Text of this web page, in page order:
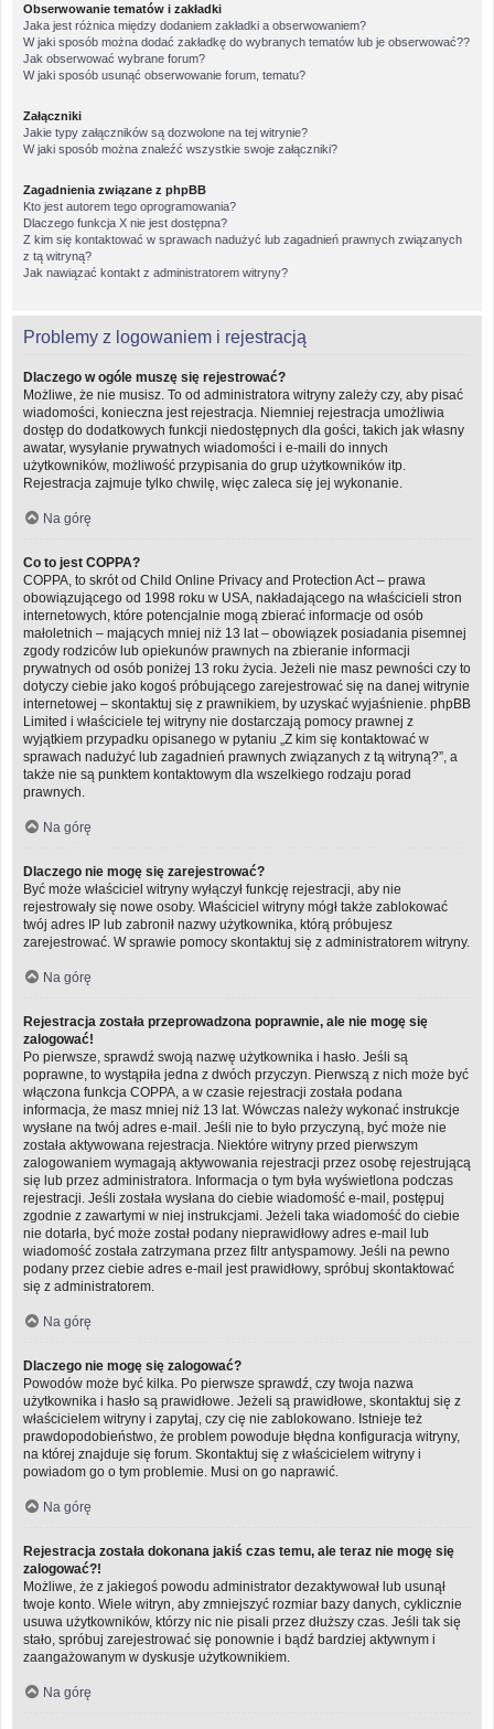
Obserwowanie tematów i zakładki
Jaka jest różnica między dodaniem zakładki a obserwowaniem?
W jaki sposób można dodać zakładkę do wybranych tematów lub je obserwować??
Jak obserwować wybrane forum?
W jaki sposób usunąć obserwowanie forum, tematu?
Załączniki
Jakie typy załączników są dozwolone na tej witrynie?
W jaki sposób można znaleźć wszystkie swoje załączniki?
Zagadnienia związane z phpBB
Kto jest autorem tego oprogramowania?
Dlaczego funkcja X nie jest dostępna?
Z kim się kontaktować w sprawach nadużyć lub zagadnień prawnych związanych
z tą witryną?
Jak nawiązać kontakt z administratorem witryny?
Problemy z logowaniem i rejestracją
Dlaczego w ogóle muszę się rejestrować?
Możliwe, że nie musisz. To od administratora witryny zależy czy, aby pisać
wiadomości, konieczna jest rejestracja. Niemniej rejestracja umożliwia
dostęp do dodatkowych funkcji niedostępnych dla gości, takich jak własny
awatar, wysyłanie prywatnych wiadomości i e-maili do innych
użytkowników, możliwość przypisania do grup użytkowników itp.
Rejestracja zajmuje tylko chwilę, więc zaleca się jej wykonanie.
Na górę
Co to jest COPPA?
COPPA, to skrót od Child Online Privacy and Protection Act – prawa
obowiązującego od 1998 roku w USA, nakładającego na właścicieli stron
internetowych, które potencjalnie mogą zbierać informacje od osób
małoletnich – mających mniej niż 13 lat – obowiązek posiadania pisemnej
zgody rodziców lub opiekunów prawnych na zbieranie informacji
prywatnych od osób poniżej 13 roku życia. Jeżeli nie masz pewności czy to
dotyczy ciebie jako kogoś próbującego zarejestrować się na danej witrynie
internetowej – skontaktuj się z prawnikiem, by uzyskać wyjaśnienie. phpBB
Limited i właściciele tej witryny nie dostarczają pomocy prawnej z
wyjątkiem przypadku opisanego w pytaniu „Z kim się kontaktować w
sprawach nadużyć lub zagadnień prawnych związanych z tą witryną?”, a
także nie są punktem kontaktowym dla wszelkiego rodzaju porad
prawnych.
Na górę
Dlaczego nie mogę się zarejestrować?
Być może właściciel witryny wyłączył funkcję rejestracji, aby nie
rejestrowały się nowe osoby. Właściciel witryny mógł także zablokować
twój adres IP lub zabronił nazwy użytkownika, którą próbujesz
zarejestrować. W sprawie pomocy skontaktuj się z administratorem witryny.
Na górę
Rejestracja została przeprowadzona poprawnie, ale nie mogę się
zalogować!
Po pierwsze, sprawdź swoją nazwę użytkownika i hasło. Jeśli są
poprawne, to wystąpiła jedna z dwóch przyczyn. Pierwszą z nich może być
włączona funkcja COPPA, a w czasie rejestracji została podana
informacja, że masz mniej niż 13 lat. Wówczas należy wykonać instrukcje
wysłane na twój adres e-mail. Jeśli nie to było przyczyną, być może nie
została aktywowana rejestracja. Niektóre witryny przed pierwszym
zalogowaniem wymagają aktywowania rejestracji przez osobę rejestrującą
się lub przez administratora. Informacja o tym była wyświetlona podczas
rejestracji. Jeśli została wysłana do ciebie wiadomość e-mail, postępuj
zgodnie z zawartymi w niej instrukcjami. Jeżeli taka wiadomość do ciebie
nie dotarła, być może został podany nieprawidłowy adres e-mail lub
wiadomość została zatrzymana przez filtr antyspamowy. Jeśli na pewno
podany przez ciebie adres e-mail jest prawidłowy, spróbuj skontaktować
się z administratorem.
Na górę
Dlaczego nie mogę się zalogować?
Powodów może być kilka. Po pierwsze sprawdź, czy twoja nazwa
użytkownika i hasło są prawidłowe. Jeżeli są prawidłowe, skontaktuj się z
właścicielem witryny i zapytaj, czy cię nie zablokowano. Istnieje też
prawdopodobieństwo, że problem powoduje błędna konfiguracja witryny,
na której znajduje się forum. Skontaktuj się z właścicielem witryny i
powiadom go o tym problemie. Musi on go naprawić.
Na górę
Rejestracja została dokonana jakiś czas temu, ale teraz nie mogę się
zalogować?!
Możliwe, że z jakiegoś powodu administrator dezaktywował lub usunął
twoje konto. Wiele witryn, aby zmniejszyć rozmiar bazy danych, cyklicznie
usuwa użytkowników, którzy nic nie pisali przez dłuższy czas. Jeśli tak się
stało, spróbuj zarejestrować się ponownie i bądź bardziej aktywnym i
zaangażowanym w dyskusje użytkownikiem.
Na górę